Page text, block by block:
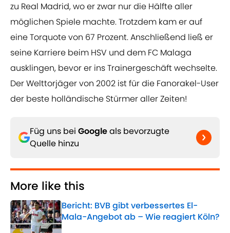
zu Real Madrid, wo er zwar nur die Hälfte aller
möglichen Spiele machte. Trotzdem kam er auf
eine Torquote von 67 Prozent. Anschließend ließ er
seine Karriere beim HSV und dem FC Malaga
ausklingen, bevor er ins Trainergeschäft wechselte.
Der Welttorjäger von 2002 ist für die Fanorakel-User
der beste holländische Stürmer aller Zeiten!
Füg uns bei Googleals bevorzugte
Quelle hinzu
More like this
Bericht: BVB gibt verbessertes El-
Mala-Angebot ab – Wie reagiert Köln?
Published by on Invalid Date